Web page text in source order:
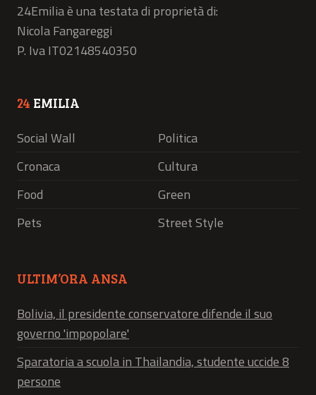
24Emilia è una testata di proprietà di:
Nicola Fangareggi
P. Iva IT02148540350
24 EMILIA
Social Wall
Politica
Cronaca
Cultura
Food
Green
Pets
Street Style
ULTIM’ORA ANSA
Bolivia, il presidente conservatore difende il suo
governo 'impopolare'
Sparatoria a scuola in Thailandia, studente uccide 8
persone